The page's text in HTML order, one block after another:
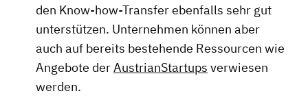
den Know-how-Transfer ebenfalls sehr gut
unterstützen. Unternehmen können aber
auch auf bereits bestehende Ressourcen wie
Angebote derAustrianStartups verwiesen
werden.